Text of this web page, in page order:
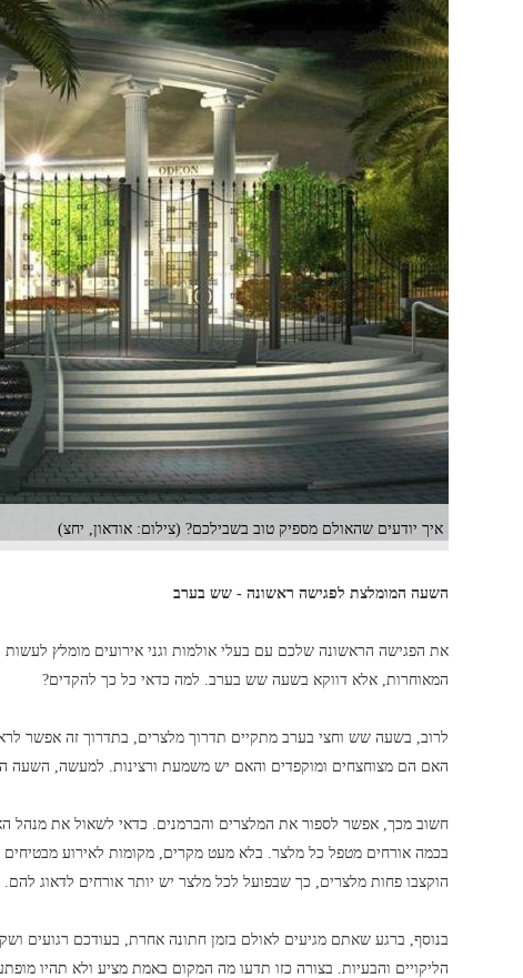
איך יודעים שהאולם מספיק טוב בשבילכם? (צילום: אודאון, יחצ)
השעה המומלצת לפגישה ראשונה - שש בערב
את הפגישה הראשונה שלכם עם בעלי אולמות וגני אירועים מומלץ
המאוחרות, אלא דווקא בשעה שש בערב. למה כדאי כל כך להקדים?
לרוב, בשעה שש וחצי בערב מתקיים תדרוך מלצרים, בתדרוך זה אפשר
האם הם מצוחצחים ומוקפדים והאם יש משמעת ורצינות. למעשה, השעה
חשוב מכך, אפשר לספור את המלצרים והברמנים. כדאי לשאול את מנהל
בכמה אורחים מטפל כל מלצר. בלא מעט מקרים, מקומות לאירוע
הוקצבו פחות מלצרים, כך שבפועל לכל מלצר יש יותר אורחים לדאוג
בנוסף, ברגע שאתם מגיעים לאולם בזמן חתונה אחרת, בעודכם רגועים
הליקויים והבעיות. בצורה כזו תדעו מה המקום באמת מציע ולא תהיו